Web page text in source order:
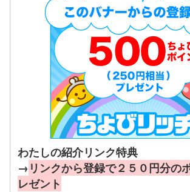
わたしの紹介リンク特典
→ リンクから登録で２５０円分の
レゼント